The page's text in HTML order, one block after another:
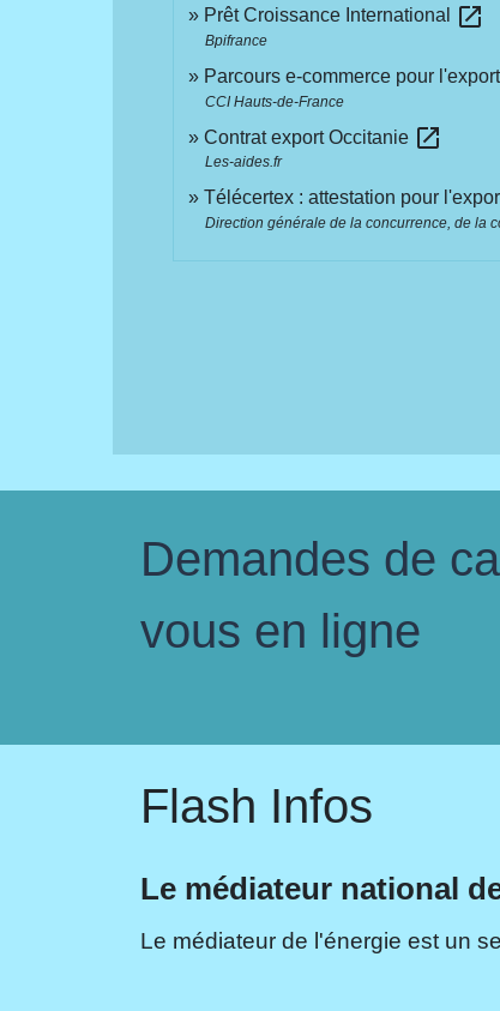
Prêt Croissance International open_in_new
Bpifrance
Parcours e-commerce pour l'export
CCI Hauts-de-France
Contrat export Occitanie open_in_new
Les-aides.fr
Télécertex : attestation pour
Direction générale de la concurrence, de la
Demandes de
vous en ligne
Flash Infos
Le médiateur national
Le médiateur de l'énergie est un